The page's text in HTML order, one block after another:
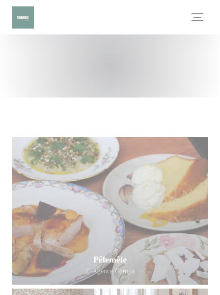
Πίνακας διαχείρισης "Μπισκότων" (Cookies)
Pêlemêle
© Agence Compa